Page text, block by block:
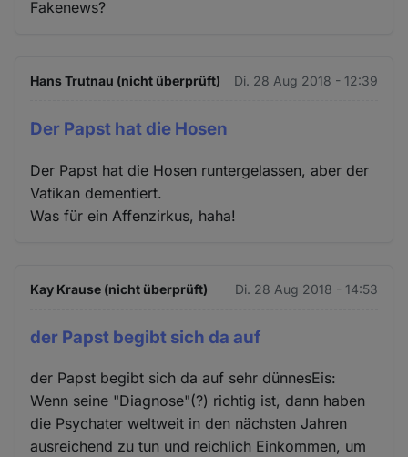
Fakenews?
Hans Trutnau (nicht überprüft) Di. 28 Aug 2018 - 12:39
Der Papst hat die Hosen
Der Papst hat die Hosen runtergelassen, aber der
Vatikan dementiert.
Was für ein Affenzirkus, haha!
Kay Krause (nicht überprüft) Di. 28 Aug 2018 - 14:53
der Papst begibt sich da auf
der Papst begibt sich da auf sehr dünnesEis:
Wenn seine "Diagnose"(?) richtig ist, dann haben
die Psychater weltweit in den nächsten Jahren
ausreichend zu tun und reichlich Einkommen, um